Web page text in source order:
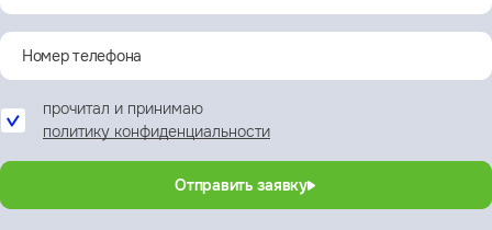
прочитал и принимаю
политику конфиденциальности
Отправить заявку